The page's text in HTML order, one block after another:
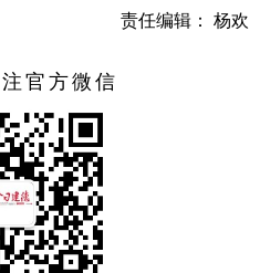
共享、资源共享，推动重点调
项目推进机制，抓实政府投
跟踪服务，全力以赴抓项目
抓项目、抓大项目落到实
务机制，以“大走访大调研大
力量帮助企业解决发展中的困
，推动营商环境全面优化提
核机制，及时发现工作推进
战大考中以“实干实绩”为准
责任编辑： 杨欢
官方微信